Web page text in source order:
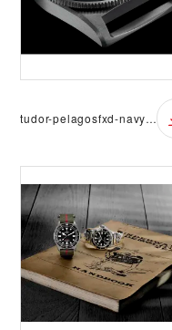
tudor-pelagosfxd-navy-09